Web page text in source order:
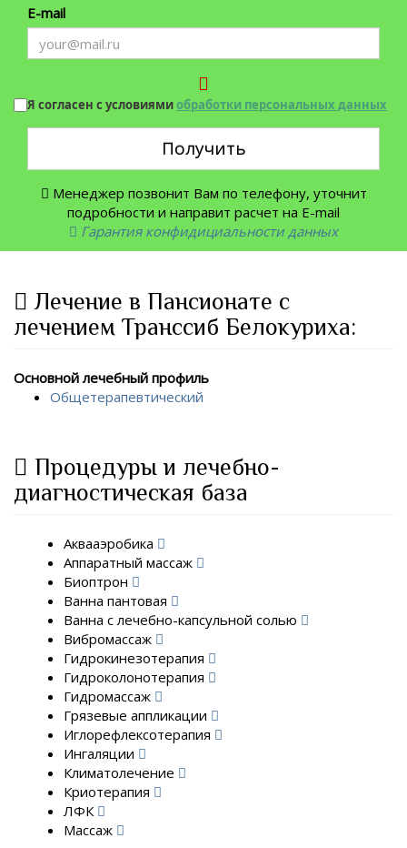
E-mail
Я согласен с условиямиобработки персональных данных
Получить
Менеджер позвонит Вам по телефону, уточнит
подробности и направит расчет на E-mail
Гарантия конфидициальности данных
Лечение в Пансионате с
лечением Транссиб Белокуриха:
Основной лечебный профиль
Общетерапевтический
Процедуры и лечебно-
диагностическая база
Аквааэробика
Аппаратный массаж
Биоптрон
Ванна пантовая
Ванна с лечебно-капсульной солью
Вибромассаж
Гидрокинезотерапия
Гидроколонотерапия
Гидромассаж
Грязевые аппликации
Иглорефлексотерапия
Ингаляции
Климатолечение
Криотерапия
ЛФК
Массаж